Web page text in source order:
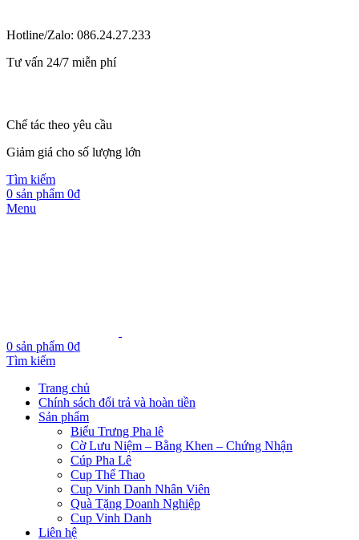
Hotline/Zalo: 086.24.27.233
Tư vấn 24/7 miễn phí
Chế tác theo yêu cầu
Giảm giá cho số lượng lớn
Tìm kiếm
0 sản phẩm 0₫
Menu
0 sản phẩm 0₫
Tìm kiếm
Trang chủ
Chính sách đổi trả và hoàn tiền
Sản phẩm
Biểu Trưng Pha lê
Cờ Lưu Niệm – Bằng Khen – Chứng Nhận
Cúp Pha Lê
Cup Thể Thao
Cup Vinh Danh Nhân Viên
Quà Tặng Doanh Nghiệp
Cup Vinh Danh
Liên hệ